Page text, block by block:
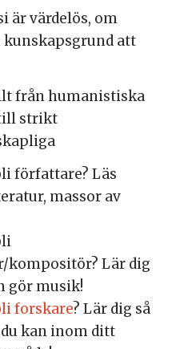
är värdelös, om
kunskapsgrund att
från humanistiska
strikt
författare? Läs
massor av
kompositör? Lär dig
gör musik!
forskare? Lär dig så
kan inom ditt